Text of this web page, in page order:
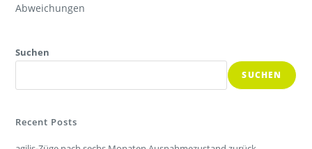
Abweichungen
Suchen
SUCHEN
Recent Posts